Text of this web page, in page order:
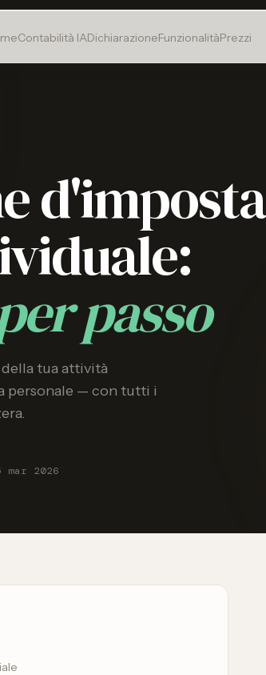
Contabilità IADichiarazioneFunzionalitàPrezzi
d'imposta
passo
tua attività
personale — con tutti i
mar 2026